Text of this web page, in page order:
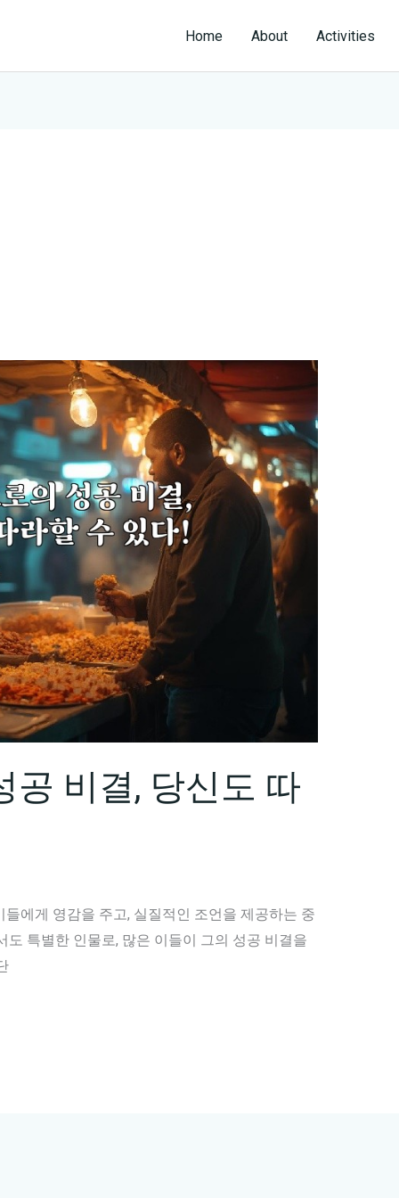
Home About Activities
공 비결, 당신도 따
에게 영감을 주고, 실질적인 조언을 제공하는 중
특별한 인물로, 많은 이들이 그의 성공 비결을